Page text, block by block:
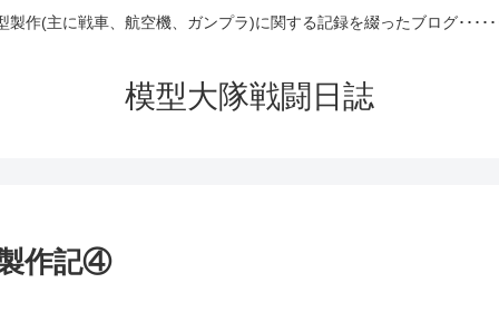
製作(主に戦車、航空機、ガンプラ)に関する記録を綴ったブログ･････
模型大隊戦闘日誌
作記④